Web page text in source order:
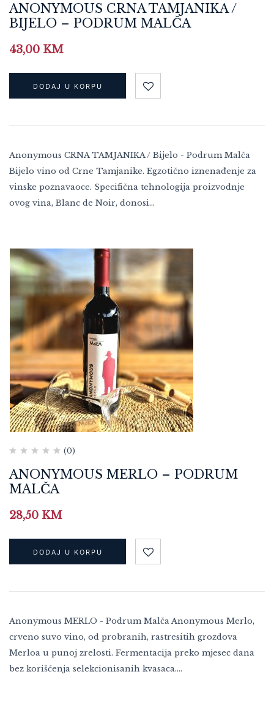
ANONYMOUS CRNA TAMJANIKA /
BIJELO – PODRUM MALČA
43,00 KM
DODAJ U KORPU
Anonymous CRNA TAMJANIKA / Bijelo - Podrum Malča
Bijelo vino od Crne Tamjanike. Egzotično iznenađenje za
vinske poznavaoce. Specifična tehnologija proizvodnje
ovog vina, Blanc de Noir, donosi…
(0)
ANONYMOUS MERLO – PODRUM
MALČA
28,50 KM
DODAJ U KORPU
Anonymous MERLO - Podrum Malča Anonymous Merlo,
crveno suvo vino, od probranih, rastresitih grozdova
Merloa u punoj zrelosti. Fermentacija preko mjesec dana
bez korišćenja selekcionisanih kvasaca.…